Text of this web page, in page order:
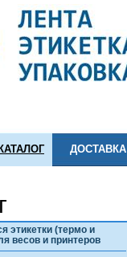
КАТАЛОГ ДОСТАВКА
этикетки (термо и
весов и принтеров